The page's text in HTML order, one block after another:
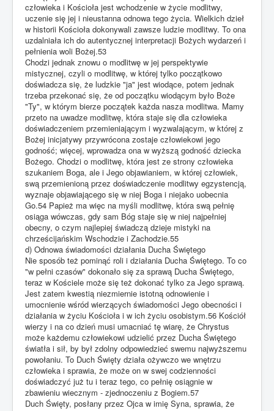
człowieka i Kościoła jest wchodzenie w życie modlitwy,
uczenie się jej i nieustanna odnowa tego życia. Wielkich dzieł
w historii Kościoła dokonywali zawsze ludzie modlitwy. To ona
uzdalniała ich do autentycznej interpretacji Bożych wydarzeń i
pełnienia woli Bożej.53
Chodzi jednak znowu o modlitwę w jej perspektywie
mistycznej, czyli o modlitwę, w której tylko początkowo
doświadcza się, że ludzkie "ja" jest wiodące, potem jednak
trzeba przekonać się, że od początku wiodącym było Boże
"Ty", w którym bierze początek każda nasza modlitwa. Mamy
przeto na uwadze modlitwę, która staje się dla człowieka
doświadczeniem przemieniającym i wyzwalającym, w której z
Bożej inicjatywy przywrócona zostaje człowiekowi jego
godność; więcej, wprowadza ona w wyższą godność dziecka
Bożego. Chodzi o modlitwę, która jest ze strony człowieka
szukaniem Boga, ale i Jego objawianiem, w której człowiek,
swą przemienioną przez doświadczenie modlitwy egzystencją,
wyznaje objawiającego się w niej Boga i niejako uobecnia
Go.54 Papież ma więc na myśli modlitwę, która swą pełnię
osiąga wówczas, gdy sam Bóg staje się w niej najpełniej
obecny, o czym najlepiej świadczą dzieje mistyki na
chrześcijańskim Wschodzie i Zachodzie.55
d) Odnowa świadomości działania Ducha Świętego
Nie sposób też pominąć roli i działania Ducha Świętego. To co
"w pełni czasów" dokonało się za sprawą Ducha Świętego,
teraz w Kościele może się też dokonać tylko za Jego sprawą.
Jest zatem kwestią niezmiernie istotną odnowienie i
umocnienie wśród wierzących świadomości Jego obecności i
działania w życiu Kościoła i w ich życiu osobistym.56 Kościół
wierzy i na co dzień musi umacniać tę wiarę, że Chrystus
może każdemu człowiekowi udzielić przez Ducha Świętego
światła i sił, by był zdolny odpowiedzieć swemu najwyższemu
powołaniu. To Duch Święty działa ożywczo we wnętrzu
człowieka i sprawia, że może on w swej codzienności
doświadczyć już tu i teraz tego, co pełnię osiągnie w
zbawieniu wiecznym - zjednoczeniu z Bogiem.57
Duch Święty, posłany przez Ojca w imię Syna, sprawia, że